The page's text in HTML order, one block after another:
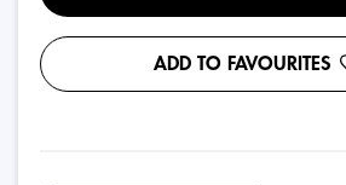
ADD TO FAVOURITES